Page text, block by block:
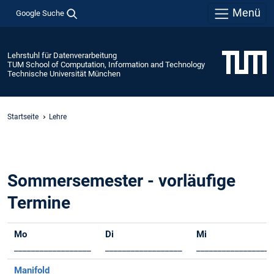
Google Suche Menü
Lehrstuhl für Datenverarbeitung
TUM School of Computation, Information and Technology
Technische Universität München
Startseite Lehre
Sommersemester - vorläufige
Termine
Mo
Di
Mi
Manifold